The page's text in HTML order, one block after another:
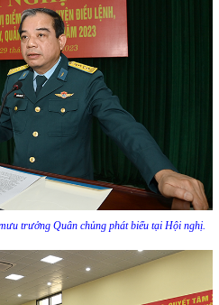
trưởng Quân chủng phát biểu tại Hội nghị.